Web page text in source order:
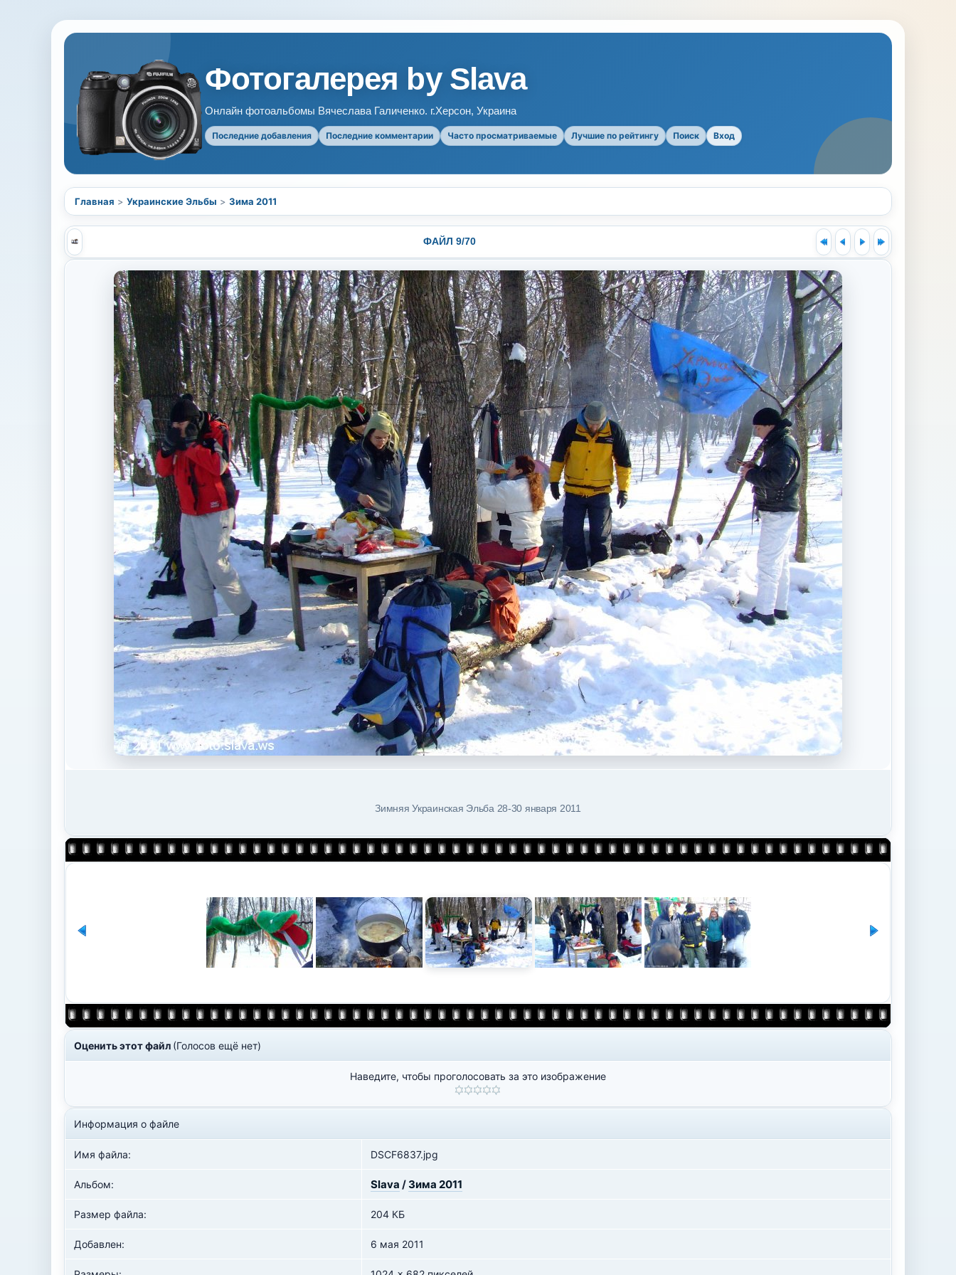
Фотогалерея by Slava
Онлайн фотоальбомы Вячеслава Галиченко. г.Херсон, Украина
Последние добавления Последние комментарии Часто просматриваемые Лучшие по рейтингу Поиск Вход
Главная > Украинские Эльбы > Зима 2011
ФАЙЛ 9/70
Зимняя Украинская Эльба 28-30 января 2011
Оценить этот файл (Голосов ещё нет)
Наведите, чтобы проголосовать за это изображение
Информация о файле
Имя файла: DSCF6837.jpg
Альбом: Slava / Зима 2011
Размер файла: 204 КБ
Добавлен: 6 мая 2011